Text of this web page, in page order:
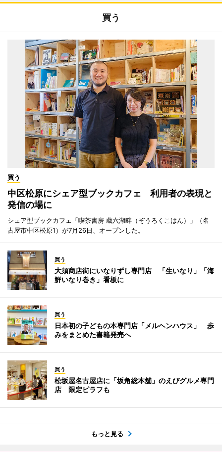
買う
買う
中区松原にシェア型ブックカフェ 利用者の表現と
発信の場に
シェア型ブックカフェ「喫茶書房 蔵六湖畔（ぞうろくこはん）」（名
古屋市中区松原1）が7月26日、オープンした。
買う
大須商店街にいなりずし専門店 「生いなり」「海
鮮いなり巻き」看板に
買う
日本初の子どもの本専門店「メルヘンハウス」 歩
みをまとめた書籍発売へ
買う
松坂屋名古屋店に「坂角総本舖」のえびグルメ専門
店 限定ピラフも
もっと見る